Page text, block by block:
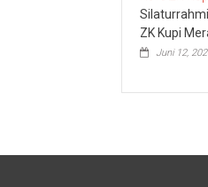
ZK Kupi
Juni 12,